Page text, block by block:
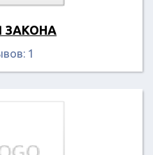
ЗАКОНА
1